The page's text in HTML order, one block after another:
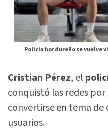
Policia hondureño se vuelve
Cristian Pérez, el
conquistó las redes por
convertirse en tema de
usuarios.